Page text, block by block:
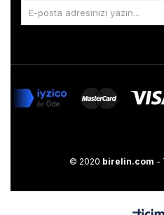
© 2020 birelin.com -